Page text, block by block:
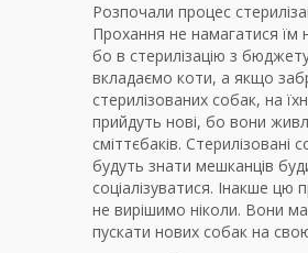
Розпочали процес
Прохання не намагатися їм
бо в стерилізацію з
вкладаємо коти, а якщо
стерилізованих собак, на
прийдуть нові, бо вони
сміттєбаків. Стерилізовані
будуть знати мешканців
соціалізуватися. Інакше цю
не вирішимо ніколи. Вони
пускати нових собак на